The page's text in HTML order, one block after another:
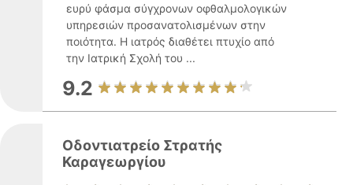
ευρύ φάσμα σύγχρονων οφθαλμολογικών
υπηρεσιών προσανατολισμένων στην
ποιότητα. Η ιατρός διαθέτει πτυχίο από
την Ιατρική Σχολή του ...
9.2
Οδοντιατρείο Στρατής
Καραγεωργίου